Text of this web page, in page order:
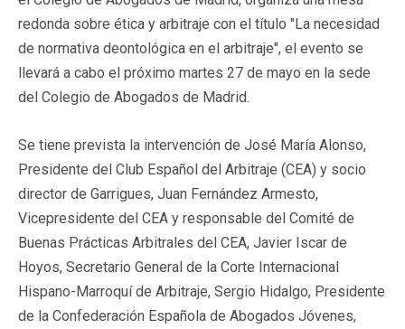
redonda sobre ética y arbitraje con el título "La necesidad
de normativa deontológica en el arbitraje", el evento se
llevará a cabo el próximo martes 27 de mayo en la sede
del Colegio de Abogados de Madrid.
Se tiene prevista la intervención de José María Alonso,
Presidente del Club Español del Arbitraje (CEA) y socio
director de Garrigues, Juan Fernández Armesto,
Vicepresidente del CEA y responsable del Comité de
Buenas Prácticas Arbitrales del CEA, Javier Iscar de
Hoyos, Secretario General de la Corte Internacional
Hispano-Marroquí de Arbitraje, Sergio Hidalgo, Presidente
de la Confederación Española de Abogados Jóvenes,